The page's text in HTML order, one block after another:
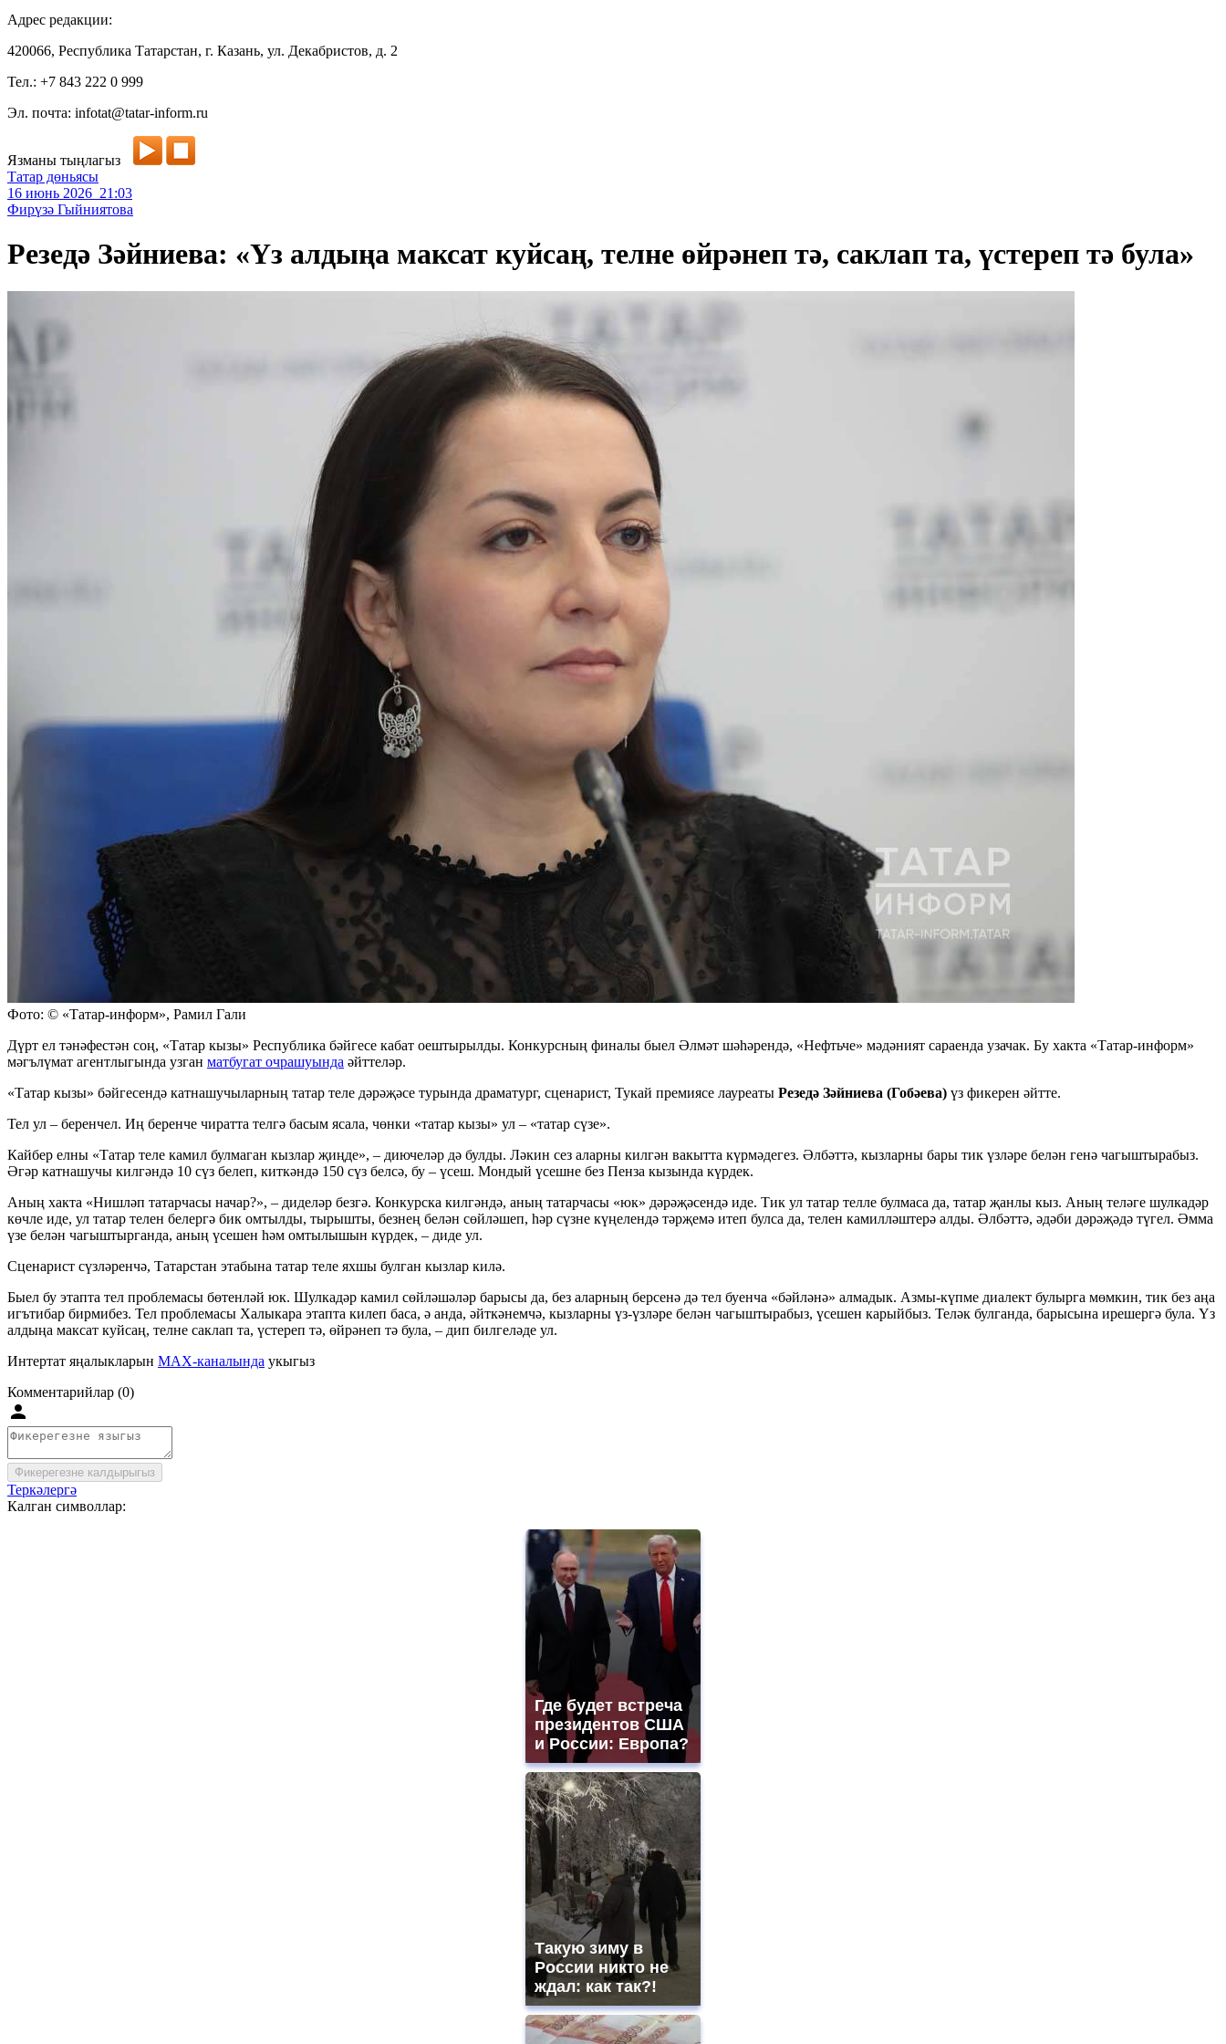
Адрес редакции:
420066, Республика Татарстан, г. Казань, ул. Декабристов, д. 2
Тел.: +7 843 222 0 999
Эл. почта: infotat@tatar-inform.ru
Язманы тыңлагыз
Татар дөньясы
16 июнь 2026 21:03
Фирүзә Гыйниятова
Резедә Зәйниева: «Үз алдыңа максат куйсаң, телне өйрәнеп тә, саклап та, үстереп тә була»
Фото: © «Татар-информ», Рамил Гали
Дүрт ел тәнәфестән соң, «Татар кызы» Республика бәйгесе кабат оештырылды. Конкурсның финалы быел Әлмәт шәһәрендә, «Нефтьче» мәдәният сараенда узачак. Бу хакта «Татар-информ»
мәгълүмат агентлыгында узган матбугат очрашуында әйттеләр.
«Татар кызы» бәйгесендә катнашучыларның татар теле дәрәҗәсе турында драматург, сценарист, Тукай премиясе лауреаты Резедә Зәйниева (Гобәева) үз фикерен әйтте.
Тел ул – беренчел. Иң беренче чиратта телгә басым ясала, чөнки «татар кызы» ул – «татар сүзе».
Кайбер елны «Татар теле камил булмаган кызлар җиңде», – диючеләр дә булды. Ләкин сез аларны килгән вакытта күрмәдегез. Әлбәттә, кызларны бары тик үзләре белән генә чагыштырабыз.
Әгәр катнашучы килгәндә 10 сүз белеп, киткәндә 150 сүз белсә, бу – үсеш. Мондый үсешне без Пенза кызында күрдек.
Аның хакта «Нишләп татарчасы начар?», – диделәр безгә. Конкурска килгәндә, аның татарчасы «юк» дәрәҗәсендә иде. Тик ул татар телле булмаса да, татар җанлы кыз. Аның теләге шулкадәр
көчле иде, ул татар телен белергә бик омтылды, тырышты, безнең белән сөйләшеп, һәр сүзне күңелендә тәрҗемә итеп булса да, телен камилләштерә алды. Әлбәттә, әдәби дәрәҗәдә түгел. Әмма
үзе белән чагыштырганда, аның үсешен һәм омтылышын күрдек, – диде ул.
Сценарист сүзләренчә, Татарстан этабына татар теле яхшы булган кызлар килә.
Быел бу этапта тел проблемасы бөтенләй юк. Шулкадәр камил сөйләшәләр барысы да, без аларның берсенә дә тел буенча «бәйләнә» алмадык. Азмы-күпме диалект булырга мөмкин, тик без аңа
игътибар бирмибез. Тел проблемасы Халыкара этапта килеп баса, ә анда, әйткәнемчә, кызларны үз-үзләре белән чагыштырабыз, үсешен карыйбыз. Теләк булганда, барысына ирешергә була. Үз
алдыңа максат куйсаң, телне саклап та, үстереп тә, өйрәнеп тә була, – дип билгеләде ул.
Интертат яңалыкларын MAX-каналында укыгыз
Комментарийлар (0)
Фикерегезне калдырыгыз
Теркәлергә
Калган символлар:
Где будет встреча
президентов США
и России: Европа?
Такую зиму в
России никто не
ждал: как так?!